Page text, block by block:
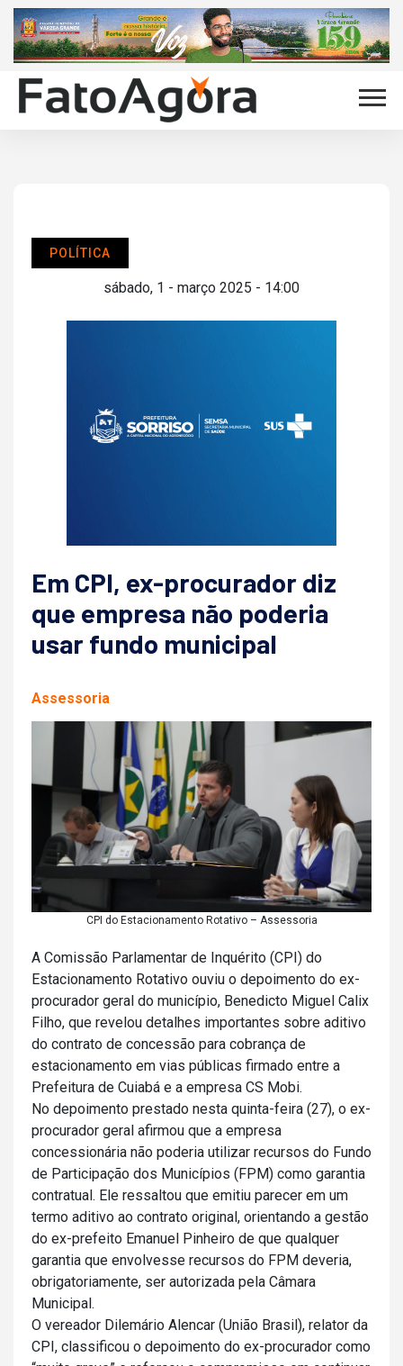
POLÍTICA
sábado, 1 - março 2025 - 14:00
Em CPI, ex-procurador diz
que empresa não poderia
usar fundo municipal
Assessoria
CPI do Estacionamento Rotativo – Assessoria
A Comissão Parlamentar de Inquérito (CPI) do
Estacionamento Rotativo ouviu o depoimento do ex-
procurador geral do município, Benedicto Miguel Calix
Filho, que revelou detalhes importantes sobre aditivo
do contrato de concessão para cobrança de
estacionamento em vias públicas firmado entre a
Prefeitura de Cuiabá e a empresa CS Mobi.
No depoimento prestado nesta quinta-feira (27), o ex-
procurador geral afirmou que a empresa
concessionária não poderia utilizar recursos do Fundo
de Participação dos Municípios (FPM) como garantia
contratual. Ele ressaltou que emitiu parecer em um
termo aditivo ao contrato original, orientando a gestão
do ex-prefeito Emanuel Pinheiro de que qualquer
garantia que envolvesse recursos do FPM deveria,
obrigatoriamente, ser autorizada pela Câmara
Municipal.
O vereador Dilemário Alencar (União Brasil), relator da
CPI, classificou o depoimento do ex-procurador como